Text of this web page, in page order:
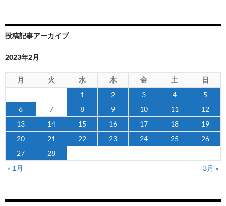
投稿記事アーカイブ
2023年2月
月 火 水 木 金 土
日
1
2 3 4
5
6
7 8 9 10 11
12
13
14 15 16 17 18
19
20
21 22 23 24 25
26
27
28
« 1月
3月 »